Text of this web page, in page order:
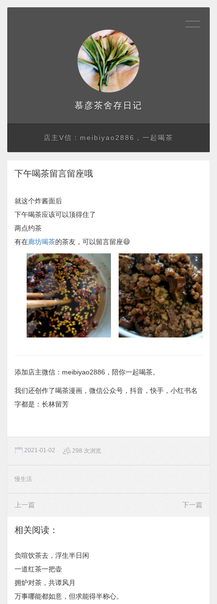
慕彦茶舍存日记
店主V信：meibiyao2886，一起喝茶
下午喝茶留言留座哦
就这个炸酱面后
下午喝茶应该可以顶得住了
两点约茶
有在廊坊喝茶的茶友，可以留言留座😄
添加店主微信：meibiyao2886，陪你一起喝茶。
我们还创作了喝茶漫画，微信公众号，抖音，快手，小红书名
字都是：长林留芳
2021-01-02 298 次浏览
慢生活
上一篇 下一篇
相关阅读：
负喧饮茶去，浮生半日闲
一道红茶一把壶
拥炉对茶，共谭风月
万事哪能都如意，但求能得半称心。